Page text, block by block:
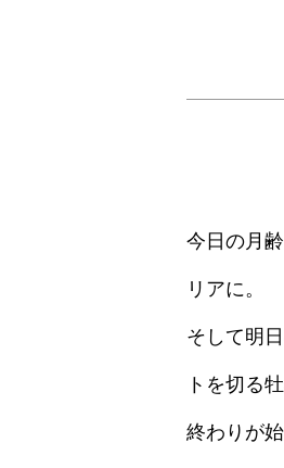
今日の月
リアに。
そして明
トを切る
終わりが